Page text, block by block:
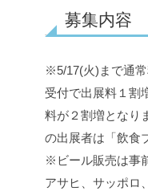
募集内容
※5/17(火)まで通
受付で出展料１割
料が２割増となり
の出展者は「飲食
※ビール販売は事
アサヒ、サッポロ